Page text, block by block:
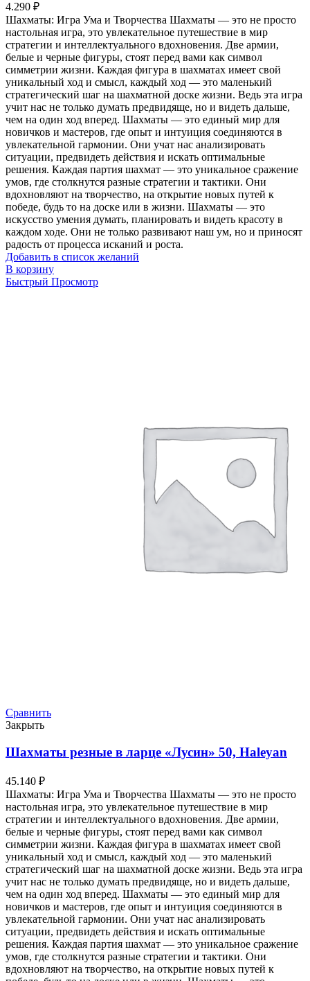
4.290 ₽
Шахматы: Игра Ума и Творчества Шахматы — это не просто
настольная игра, это увлекательное путешествие в мир
стратегии и интеллектуального вдохновения. Две армии,
белые и черные фигуры, стоят перед вами как символ
симметрии жизни. Каждая фигура в шахматах имеет свой
уникальный ход и смысл, каждый ход — это маленький
стратегический шаг на шахматной доске жизни. Ведь эта игра
учит нас не только думать предвидяще, но и видеть дальше,
чем на один ход вперед. Шахматы — это единый мир для
новичков и мастеров, где опыт и интуиция соединяются в
увлекательной гармонии. Они учат нас анализировать
ситуации, предвидеть действия и искать оптимальные
решения. Каждая партия шахмат — это уникальное сражение
умов, где столкнутся разные стратегии и тактики. Они
вдохновляют на творчество, на открытие новых путей к
победе, будь то на доске или в жизни. Шахматы — это
искусство умения думать, планировать и видеть красоту в
каждом ходе. Они не только развивают наш ум, но и приносят
радость от процесса исканий и роста.
Добавить в список желаний
В корзину
Быстрый Просмотр
Сравнить
Закрыть
Шахматы резные в ларце «Лусин» 50, Haleyan
45.140 ₽
Шахматы: Игра Ума и Творчества Шахматы — это не просто
настольная игра, это увлекательное путешествие в мир
стратегии и интеллектуального вдохновения. Две армии,
белые и черные фигуры, стоят перед вами как символ
симметрии жизни. Каждая фигура в шахматах имеет свой
уникальный ход и смысл, каждый ход — это маленький
стратегический шаг на шахматной доске жизни. Ведь эта игра
учит нас не только думать предвидяще, но и видеть дальше,
чем на один ход вперед. Шахматы — это единый мир для
новичков и мастеров, где опыт и интуиция соединяются в
увлекательной гармонии. Они учат нас анализировать
ситуации, предвидеть действия и искать оптимальные
решения. Каждая партия шахмат — это уникальное сражение
умов, где столкнутся разные стратегии и тактики. Они
вдохновляют на творчество, на открытие новых путей к